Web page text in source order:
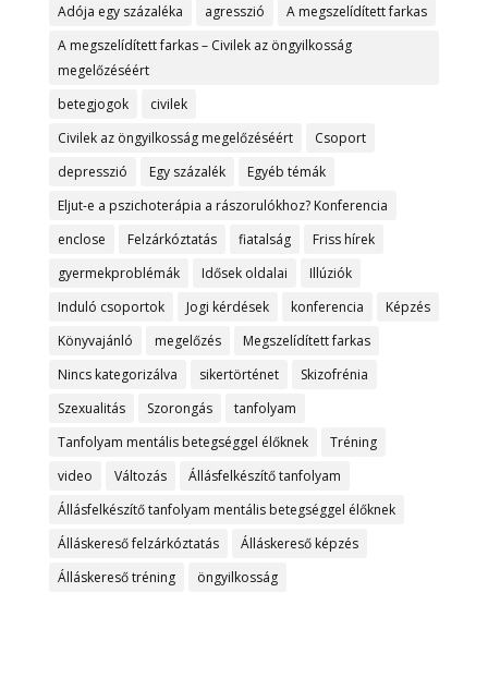
Adója egy százaléka
agresszió
A megszelídített farkas
A megszelídített farkas – Civilek az öngyilkosság
megelőzéséért
betegjogok
civilek
Civilek az öngyilkosság megelőzéséért
Csoport
depresszió
Egy százalék
Egyéb témák
Eljut-e a pszichoterápia a rászorulókhoz? Konferencia
enclose
Felzárkóztatás fiatalság
Friss hírek
gyermekproblémák
Idősek oldalai
Illúziók
Induló csoportok
Jogi kérdések konferencia
Képzés
Könyvajánló
megelőzés
Megszelídített farkas
Nincs kategorizálva
sikertörténet
Skizofrénia
Szexualitás
Szorongás
tanfolyam
Tanfolyam mentális betegséggel élőknek
Tréning
video
Változás
Állásfelkészítő tanfolyam
Állásfelkészítő tanfolyam mentális betegséggel élőknek
Álláskereső felzárkóztatás
Álláskereső képzés
Álláskereső tréning
öngyilkosság